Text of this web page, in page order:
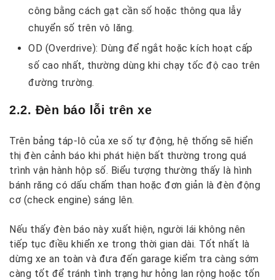
công bằng cách gạt cần số hoặc thông qua lẫy
chuyển số trên vô lăng.
OD (Overdrive): Dùng để ngắt hoặc kích hoạt cấp
số cao nhất, thường dùng khi chạy tốc độ cao trên
đường trường.
2.2. Đèn báo lỗi trên xe
Trên bảng táp-lô của xe số tự động, hệ thống sẽ hiển
thị đèn cảnh báo khi phát hiện bất thường trong quá
trình vận hành hộp số. Biểu tượng thường thấy là hình
bánh răng có dấu chấm than hoặc đơn giản là đèn động
cơ (check engine) sáng lên.
Nếu thấy đèn báo này xuất hiện, người lái không nên
tiếp tục điều khiển xe trong thời gian dài. Tốt nhất là
dừng xe an toàn và đưa đến garage kiểm tra càng sớm
càng tốt để tránh tình trạng hư hỏng lan rộng hoặc tốn